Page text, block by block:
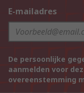
E-mailadres
De persoonlijke
aanmelden voor
overeenstemming